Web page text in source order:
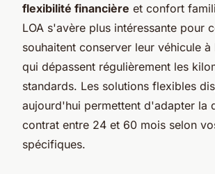
flexibilité financière et confort
LOA s'avère plus intéressante pour
souhaitent conserver leur véhicule
qui dépassent régulièrement les
standards. Les solutions flexibles
aujourd'hui permettent d'adapter la
contrat entre 24 et 60 mois selon
spécifiques.